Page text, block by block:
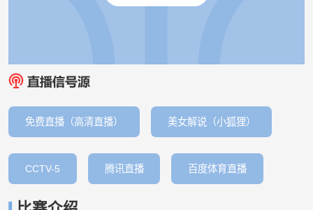
免费直播（高清直播） 美女解说（小狐狸）
CCTV-5 腾讯直播 百度体育直播